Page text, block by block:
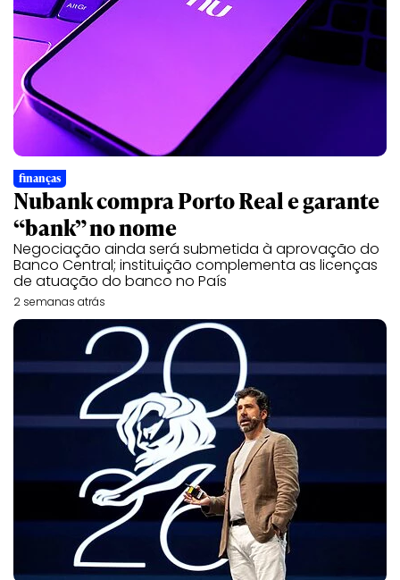
finanças
Nubank compra Porto Real e garante
“bank” no nome
Negociação ainda será submetida à aprovação do
Banco Central; instituição complementa as licenças
de atuação do banco no País
2 semanas atrás